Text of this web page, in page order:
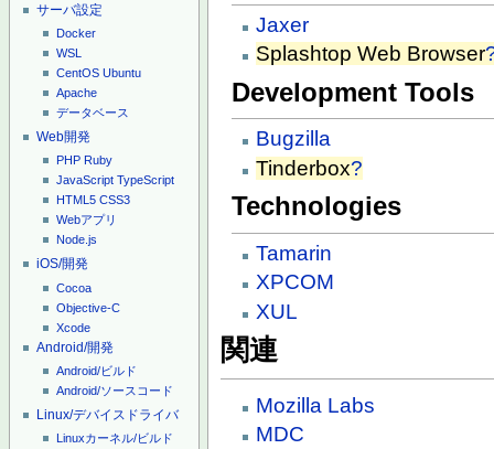
サーバ設定
Docker
WSL
CentOS Ubuntu
Apache
データベース
Web開発
PHP Ruby
JavaScript TypeScript
HTML5 CSS3
Webアプリ
Node.js
iOS/開発
Cocoa
Objective-C
Xcode
Android/開発
Android/ビルド
Android/ソースコード
Linux/デバイスドライバ
Linuxカーネル/ビルド
Jaxer
Splashtop Web Browser
Development Tools
Bugzilla
Tinderbox?
Technologies
Tamarin
XPCOM
XUL
関連
Mozilla Labs
MDC